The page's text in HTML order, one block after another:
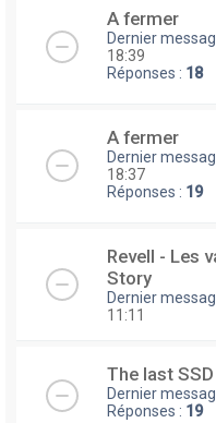
A fermer
Dernier
18:39
Réponses : 18
A fermer
Dernier
18:37
Réponses : 19
Revell - Les
Story
Dernier
11:11
The last SSD
Dernier
Réponses : 19